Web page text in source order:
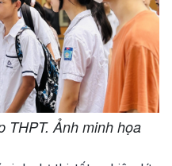
THPT. Ảnh minh họa